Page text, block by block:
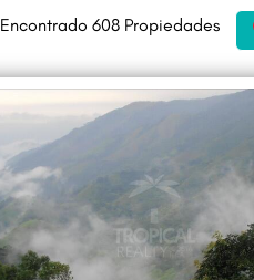
Encontrado 608 Propiedades